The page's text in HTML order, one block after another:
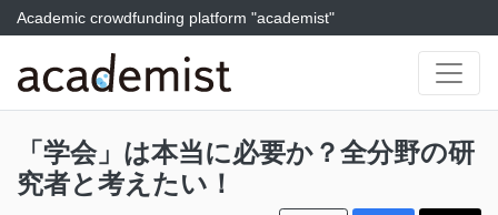
Academic crowdfunding platform "academist"
「学会」は本当に必要か？全分野の研
究者と考えたい！